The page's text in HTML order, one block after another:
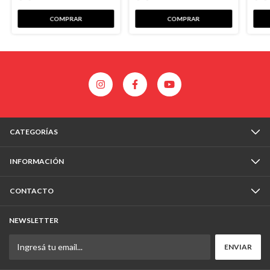
COMPRAR COMPRAR
CATEGORÍAS
INFORMACIÓN
CONTACTO
NEWSLETTER